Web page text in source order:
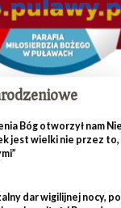
Bóg otworzył nam
jest wielki nie przez
dar wigilijnej nocy,